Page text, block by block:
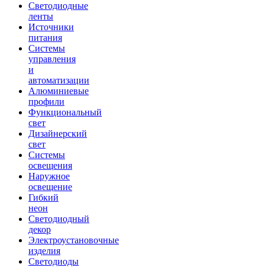
Светодиодные
ленты
Источники
питания
Системы
управления
и
автоматизации
Алюминиевые
профили
Функциональный
свет
Дизайнерский
свет
Системы
освещения
Наружное
освещение
Гибкий
неон
Светодиодный
декор
Электроустановочные
изделия
Светодиоды